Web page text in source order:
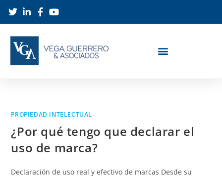
PROPIEDAD INTELECTUAL
¿Por qué tengo que declarar el
uso de marca?
Declaración de uso real y efectivo de marcas Desde su